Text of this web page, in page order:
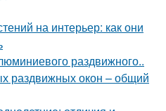
на интерьер: как они
раздвижного..
раздвижных окон – общий